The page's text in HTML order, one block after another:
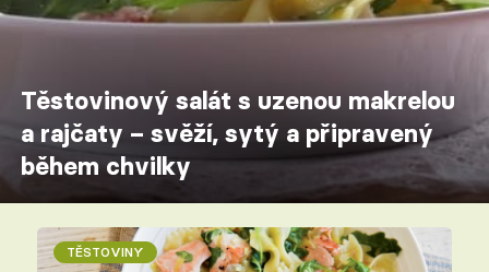
Těstovinový salát s uzenou makrelou
a rajčaty – svěží, sytý a připravený
během chvilky
TĚSTOVINY